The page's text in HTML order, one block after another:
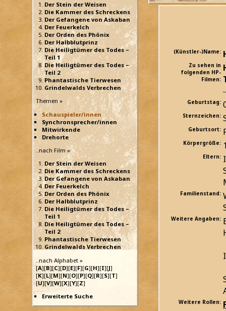
Der Stein der Weisen
Die Kammer des Schreckens
Der Gefangene von Askaban
Der Feuerkelch
Der Orden des Phönix
Der Halbblutprinz
Die Heiligtümer des Todes –
Teil 1
Die Heiligtümer des Todes –
Teil 2
Phantastische Tierwesen
Grindelwalds Verbrechen
Themen »
Schauspieler/innen
Synchronsprecher/innen
Mitwirkende
Drehorte
..nach Film »
Der Stein der Weisen
Die Kammer des Schreckens
Der Gefangene von Askaban
Der Feuerkelch
Der Orden des Phönix
Der Halbblutprinz
Die Heiligtümer des Todes –
Teil 1
Die Heiligtümer des Todes –
Teil 2
Phantastische Tierwesen
Grindelwalds Verbrechen
..nach Alphabet »
[A][B][C][D][E][F][G][H][I][J]
[K][L][M][N][O][P][Q][R][S][T]
[U][V][W][X][Y][Z]
Erweiterte Suche
(Künstler-)Name:
Zu sehen in
folgenden HP-
Filmen:
Geburtstag:
Sternzeichen:
Geburtsort:
Körpergröße:
Eltern:
Familienstand:
Weitere Angaben:
Weitere Rollen: